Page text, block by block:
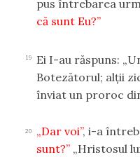
pus întrebarea
că sunt Eu?”
19 Ei I-au răspuns:
Botezătorul; alţii
înviat un proroc
20 „Dar voi”, i-a
sunt?” „Hristosul